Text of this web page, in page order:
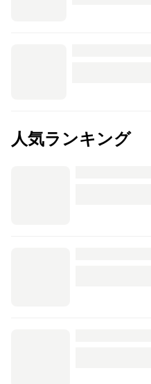
人気ランキング